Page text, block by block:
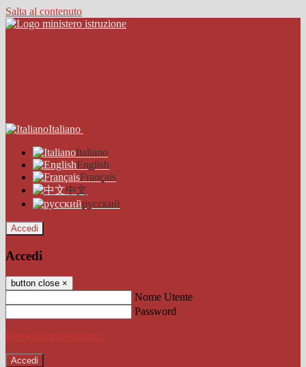
Salta al contenuto
Italiano
Italiano
English
Français
中文
русский
Accedi
Accedi
button close ×
Nome Utente
Password
Password dimenticata?